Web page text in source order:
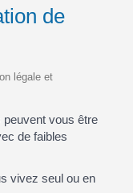
de
légale et
peuvent vous être
de faibles
vivez seul ou en